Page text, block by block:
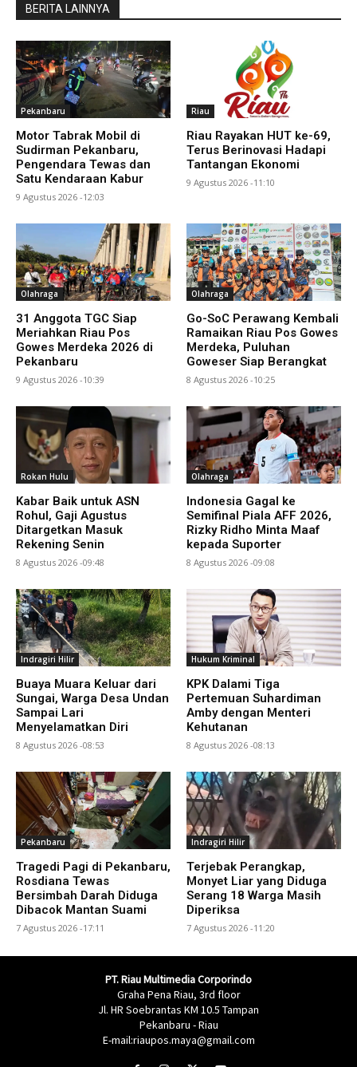
BERITA LAINNYA
Pekanbaru
Motor Tabrak Mobil di
Sudirman Pekanbaru,
Pengendara Tewas dan
Satu Kendaraan Kabur
9 Agustus 2026 -12:03
Riau
Riau Rayakan HUT ke-69,
Terus Berinovasi Hadapi
Tantangan Ekonomi
9 Agustus 2026 -11:10
Olahraga
31 Anggota TGC Siap
Meriahkan Riau Pos
Gowes Merdeka 2026 di
Pekanbaru
9 Agustus 2026 -10:39
Olahraga
Go-SoC Perawang Kembali
Ramaikan Riau Pos Gowes
Merdeka, Puluhan
Goweser Siap Berangkat
8 Agustus 2026 -10:25
Rokan Hulu
Kabar Baik untuk ASN
Rohul, Gaji Agustus
Ditargetkan Masuk
Rekening Senin
8 Agustus 2026 -09:48
Olahraga
Indonesia Gagal ke
Semifinal Piala AFF 2026,
Rizky Ridho Minta Maaf
kepada Suporter
8 Agustus 2026 -09:08
Indragiri Hilir
Buaya Muara Keluar dari
Sungai, Warga Desa Undan
Sampai Lari
Menyelamatkan Diri
8 Agustus 2026 -08:53
Hukum Kriminal
KPK Dalami Tiga
Pertemuan Suhardiman
Amby dengan Menteri
Kehutanan
8 Agustus 2026 -08:13
Pekanbaru
Tragedi Pagi di Pekanbaru,
Rosdiana Tewas
Bersimbah Darah Diduga
Dibacok Mantan Suami
7 Agustus 2026 -17:11
Indragiri Hilir
Terjebak Perangkap,
Monyet Liar yang Diduga
Serang 18 Warga Masih
Diperiksa
7 Agustus 2026 -11:20
PT. Riau Multimedia Corporindo
Graha Pena Riau, 3rd floor
Jl. HR Soebrantas KM 10.5 Tampan
Pekanbaru - Riau
E-mail:riaupos.maya@gmail.com